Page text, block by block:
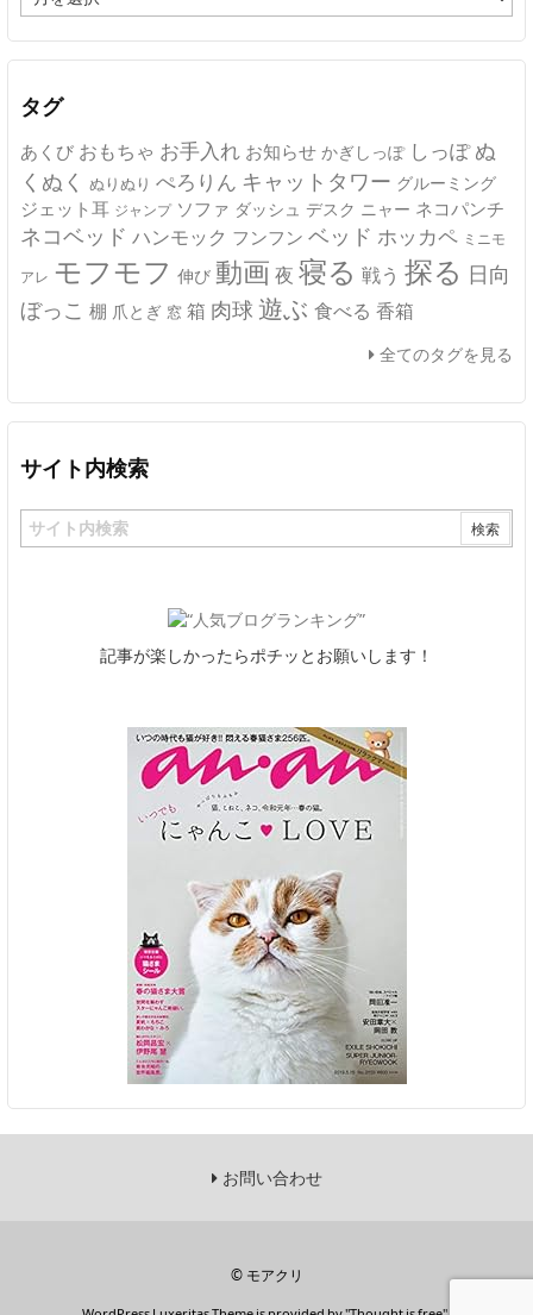
ー
カ
イ
タグ
あくび おもちゃ お手入れ お知らせ かぎしっぽ しっぽ ぬ
くぬく ぬりぬり ぺろりん キャットタワー グルーミング
ジェット耳 ジャンプ ソファ ダッシュ デスク ニャー ネコパンチ
ネコベッド ハンモック フンフン ベッド ホッカペ ミニモ
アレ モフモフ 伸び 動画 夜 寝る 戦う 探る 日向
ぼっこ 棚 爪とぎ 窓 箱 肉球 遊ぶ 食べる 香箱
全てのタグを見る
サイト内検索
記事が楽しかったらポチッとお願いします！
お問い合わせ
© モアクリ